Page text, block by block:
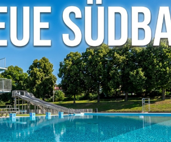
Filmproduktion
Private Kleinanzeigen
Kultur im Altenburger Land